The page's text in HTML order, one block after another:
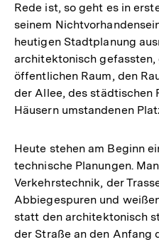
Rede ist, so geht es in
seinem
heutigen Stadtplanung
architektonisch
öffentlichen Raum, den
der Allee, des städtischen
Häusern umstandenen
Heute stehen am Beginn
technische Planungen.
Verkehrstechnik, der
Abbiegespuren und
statt den architektonisch
der Straße an den Anfang